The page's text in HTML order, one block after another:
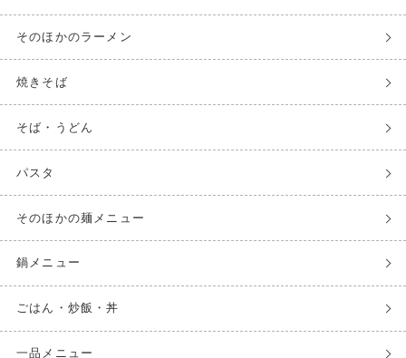
そのほかのラーメン
焼きそば
そば・うどん
パスタ
そのほかの麺メニュー
鍋メニュー
ごはん・炒飯・丼
一品メニュー